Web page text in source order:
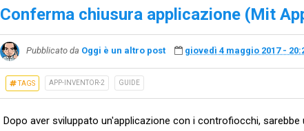
Conferma chiusura applicazione (Mit
Pubblicato da Oggi è un altro post giovedì 4 maggio 2017 -
TAGS APP-INVENTOR-2 GUIDE
Dopo aver sviluppato un'applicazione con i controfiocchi,